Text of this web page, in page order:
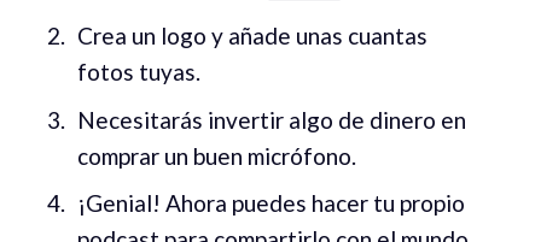
Crea un logo y añade unas cuantas
fotos tuyas.
Necesitarás invertir algo de dinero en
comprar un buen micrófono.
¡Genial! Ahora puedes hacer tu propio